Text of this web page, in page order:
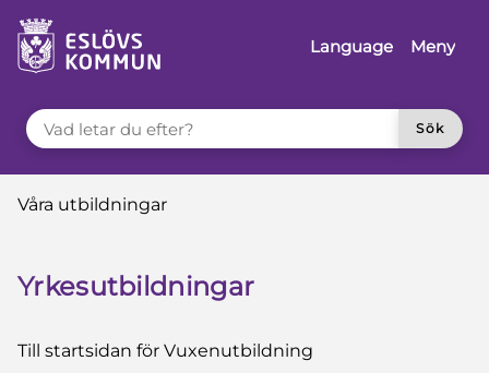
till innehåll
Language
Meny
VAD LETAR DU EFTER?
Sök
Du är här:
Våra utbildningar
Yrkesutbildningar
Till startsidan för Vuxenutbildning